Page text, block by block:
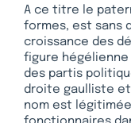
A ce titre le
formes, est sans
croissance des
figure hégélienne
des partis
droite gaulliste
nom est